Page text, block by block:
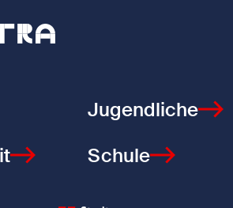
Jugendliche
Schule